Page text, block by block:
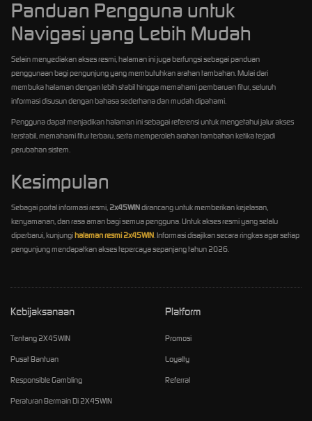
Panduan Pengguna untuk
Navigasi yang Lebih Mudah
Selain menyediakan akses resmi, halaman ini juga berfungsi sebagai panduan
penggunaan bagi pengunjung yang membutuhkan arahan tambahan. Mulai dari
membuka halaman dengan lebih stabil hingga memahami pembaruan fitur, seluruh
informasi disusun dengan bahasa sederhana dan mudah dipahami.
Pengguna dapat menjadikan halaman ini sebagai referensi untuk mengetahui jalur akses
terstabil, memahami fitur terbaru, serta memperoleh arahan tambahan ketika terjadi
perubahan sistem.
Kesimpulan
Sebagai portal informasi resmi, 2x45WINdirancang untuk memberikan kejelasan,
kenyamanan, dan rasa aman bagi semua pengguna. Untuk akses resmi yang selalu
diperbarui, kunjungihalaman resmi 2x45WIN . Informasi disajikan secara ringkas agar setiap
pengunjung mendapatkan akses tepercaya sepanjang tahun 2026.
Kebijaksanaan
Tentang 2X45WIN
Pusat Bantuan
Responsible Gambling
Peraturan Bermain Di 2X45WIN
Platform
Promosi
Loyalty
Referral